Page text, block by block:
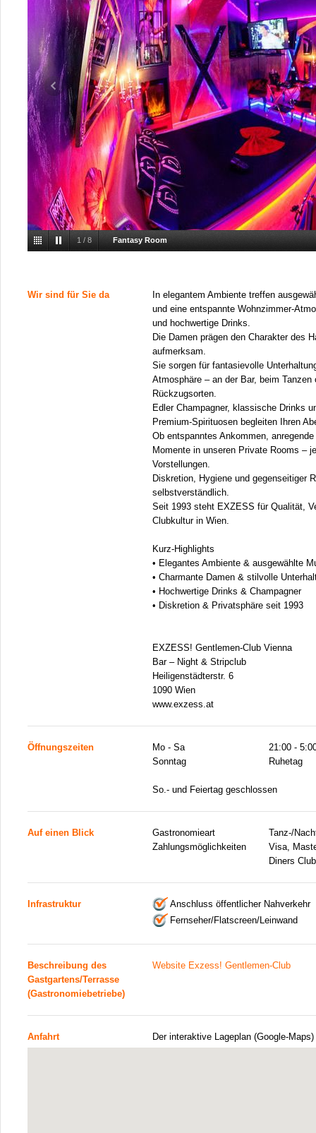
1 / 8 Fantasy Room
Wir sind für Sie da
In elegantem Ambiente treffen
und eine entspannte Wohnzimmer-
und hochwertige Drinks.
Die Damen prägen den Charakter des
aufmerksam.
Sie sorgen für fantasievolle
Atmosphäre – an der Bar, beim Tanzen
Rückzugsorten.
Edler Champagner, klassische Drinks
Premium-Spirituosen begleiten Ihren
Ob entspanntes Ankommen,
Momente in unseren Private Rooms –
Vorstellungen.
Diskretion, Hygiene und gegenseitiger
selbstverständlich.
Seit 1993 steht EXZESS für Qualität,
Clubkultur in Wien.
Kurz-Highlights
• Elegantes Ambiente & ausgewählte
• Charmante Damen & stilvolle
• Hochwertige Drinks & Champagner
• Diskretion & Privatsphäre seit 1993
EXZESS! Gentlemen-Club Vienna
Bar – Night & Stripclub
Heiligenstädterstr. 6
1090 Wien
www.exzess.at
Öffnungszeiten Mo - Sa
21:00 -
Sonntag
Ruhetag
So.- und Feiertag geschlossen
Auf einen Blick Gastronomieart
Tanz-/
Zahlungsmöglichkeiten
Visa,
Diners
Infrastruktur
Anschluss öffentlicher Nahverkehr
Fernseher/Flatscreen/Leinwand
Beschreibung des
Gastgartens/Terrasse
(Gastronomiebetriebe)
Website Exzess! Gentlemen-Club
Anfahrt Der interaktive Lageplan (Google-